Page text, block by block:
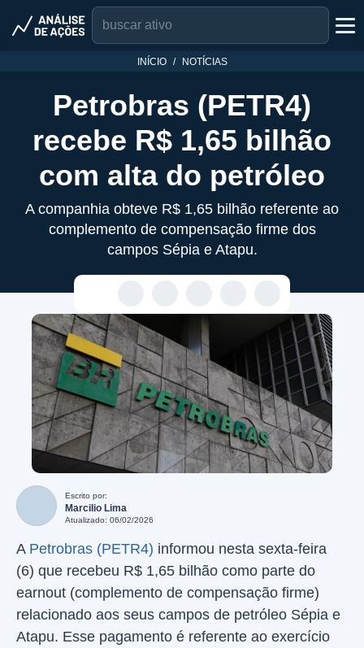
INÍCIO NOTÍCIAS
Petrobras (PETR4)
recebe R$ 1,65 bilhão
com alta do petróleo
A companhia obteve R$ 1,65 bilhão referente ao
complemento de compensação firme dos
campos Sépia e Atapu.
Escrito por:
Marcilio Lima
Atualizado: 06/02/2026
A Petrobras (PETR4) informou nesta sexta-feira
(6) que recebeu R$ 1,65 bilhão como parte do
earnout (complemento de compensação firme)
relacionado aos seus campos de petróleo Sépia e
Atapu. Esse pagamento é referente ao exercício